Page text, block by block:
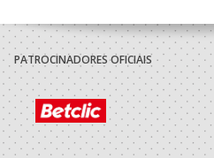
2022/23
A.A.
Madeira
Madeira Andebol
Sad
F.A.P.
Selecções
Nacionais
Femininas
PATROCINADORES OFICIAIS